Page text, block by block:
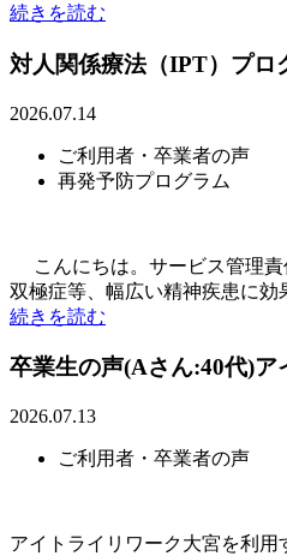
続きを読む
対人関係療法（IPT）プロ
2026.07.14
ご利用者・卒業者の声
再発予防プログラム
こんにちは。サービス管理責
双極症等、幅広い精神疾患に効
続きを読む
卒業生の声(Aさん:40代)ア
2026.07.13
ご利用者・卒業者の声
アイトライリワーク大宮を利